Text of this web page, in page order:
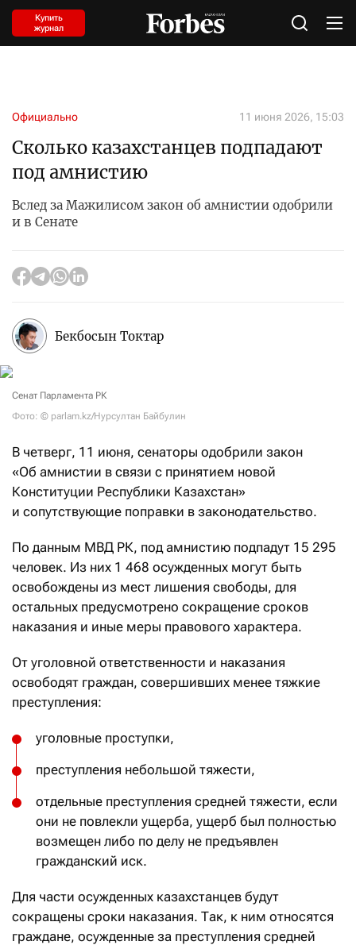
Купить
журнал
Официально 11 июня 2026, 15:03
Сколько казахстанцев подпадают
под амнистию
Вслед за Мажилисом закон об амнистии одобрили
и в Сенате
Бекбосын Токтар
Сенат Парламента РК
Фото: © parlam.kz/Нурсултан Байбулин
В четверг, 11 июня, сенаторы одобрили закон
«Об амнистии в связи с принятием новой
Конституции Республики Казахстан»
и сопутствующие поправки в законодательство.
По данным МВД РК, под амнистию подпадут 15 295
человек. Из них 1 468 осужденных могут быть
освобождены из мест лишения свободы, для
остальных предусмотрено сокращение сроков
наказания и иные меры правового характера.
От уголовной ответственности и наказания
освободят граждан, совершивших менее тяжкие
преступления:
уголовные проступки,
преступления небольшой тяжести,
отдельные преступления средней тяжести, если
они не повлекли ущерба, ущерб был полностью
возмещен либо по делу не предъявлен
гражданский иск.
Для части осужденных казахстанцев будут
сокращены сроки наказания. Так, к ним относятся
граждане, осужденные за преступления средней